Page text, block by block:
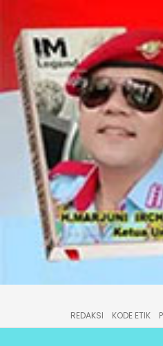
REDAKSI KODE ETIK